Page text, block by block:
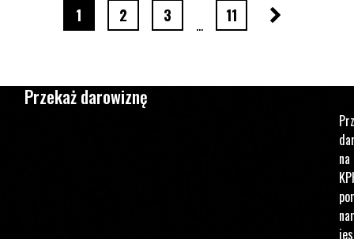
strona numer
1 strona numer
2 strona numer
3 …
strona numer
11 Następna
Przekaż darowiznę
na